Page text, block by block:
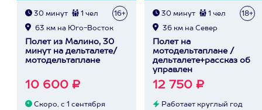
30 минут 1 чел 16+
63 км на Юго-Восток
Полет из Малино, 30
минут на дельталете/
мотодельтаплане
10 600 ₽
Скоро, с 1 сентября
30 минут 1 чел 18+
36 км на Север
Полет на
мотодельтаплане /
дельталете+рассказ об
управлен
12 750 ₽
Работает круглый год